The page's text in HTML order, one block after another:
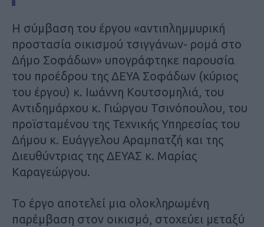
Η σύμβαση του έργου «αντιπλημμυρική
προστασία οικισμού τσιγγάνων- ρομά στο
Δήμο Σοφάδων» υπογράφτηκε παρουσία
του προέδρου της ΔΕΥΑ Σοφάδων (κύριος
του έργου) κ. Ιωάννη Κουτσομηλιά, του
Αντιδημάρχου κ. Γιώργου Τσινόπουλου, του
προϊσταμένου της Τεχνικής Υπηρεσίας του
Δήμου κ. Ευάγγελου Αραμπατζή και της
Διευθύντριας της ΔΕΥΑΣ κ. Μαρίας
Καραγεώργου.
Το έργο αποτελεί μια ολοκληρωμένη
παρέμβαση στον οικισμό, στοχεύει μεταξύ